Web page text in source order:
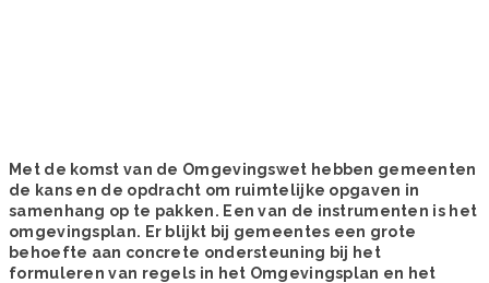
Met de komst van de Omgevingswet hebben gemeenten
de kans en de opdracht om ruimtelijke opgaven in
samenhang op te pakken. Een van de instrumenten is het
omgevingsplan. Er blijkt bij gemeentes een grote
behoefte aan concrete ondersteuning bij het
formuleren van regels in het Omgevingsplan en het